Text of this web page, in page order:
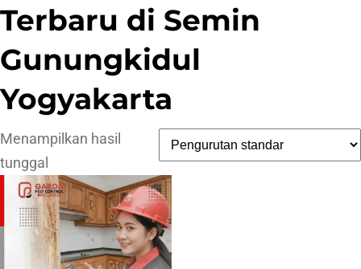
Terbaru di Semin
Gunungkidul
Yogyakarta
Menampilkan hasil
tunggal